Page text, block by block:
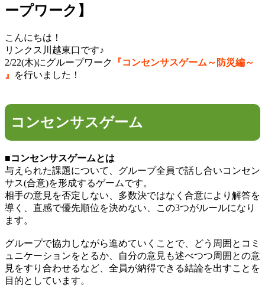
ープワーク】
こんにちは！
リンクス川越東口です♪
2/22(木)にグループワーク
『コンセンサスゲーム～防災編～
』
を行いました！
コンセンサスゲーム
■コンセンサスゲームとは
与えられた課題について、グループ全員で話し合いコンセン
サス(合意)を形成するゲームです。
相手の意見を否定しない、多数決ではなく合意により解答を
導く、直感で優先順位を決めない、この3つがルールになり
ます。
グループで協力しながら進めていくことで、どう周囲とコミ
ュニケーションをとるか、自分の意見も述べつつ周囲との意
見をすり合わせるなど、全員が納得できる結論を出すことを
目的としています。